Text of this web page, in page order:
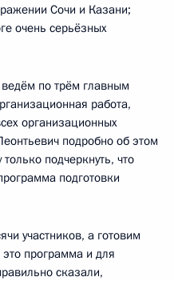
Сочи и Казани;
очень серьёзных
по трём главным
работа,
организационных
подробно об этом
подчеркнуть, что
подготовки
участников, а готовим
программа и для
сказали,